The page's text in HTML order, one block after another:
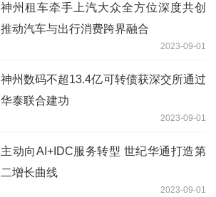
神州租车牵手上汽大众全方位深度共创
推动汽车与出行消费跨界融合
2023-09-01
神州数码不超13.4亿可转债获深交所通过
华泰联合建功
2023-09-01
主动向AI+IDC服务转型 世纪华通打造第
二增长曲线
2023-09-01